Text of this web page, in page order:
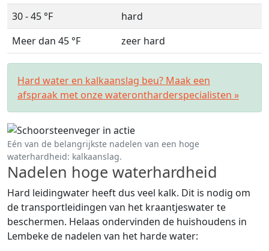
30 - 45 °F
hard
Meer dan 45 °F
zeer hard
Hard water en kalkaanslag beu? Maak een
afspraak met onze waterontharderspecialisten »
Eén van de belangrijkste nadelen van een hoge
waterhardheid: kalkaanslag.
Nadelen hoge waterhardheid
Hard leidingwater heeft dus veel kalk. Dit is nodig om
de transportleidingen van het kraantjeswater te
beschermen. Helaas ondervinden de huishoudens in
Lembeke de nadelen van het harde water: